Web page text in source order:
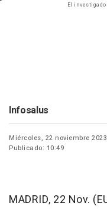
El
Infosalus
Miércoles, 22 noviembre 2023
Publicado: 10:49
MADRID, 22 Nov.